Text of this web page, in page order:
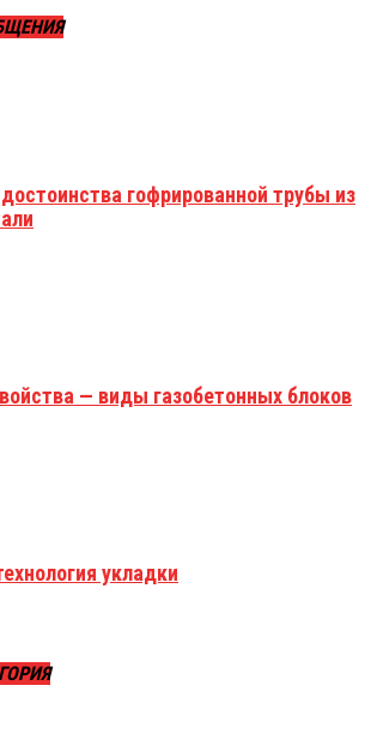
гофрированной трубы из
— виды газобетонных блоков
укладки